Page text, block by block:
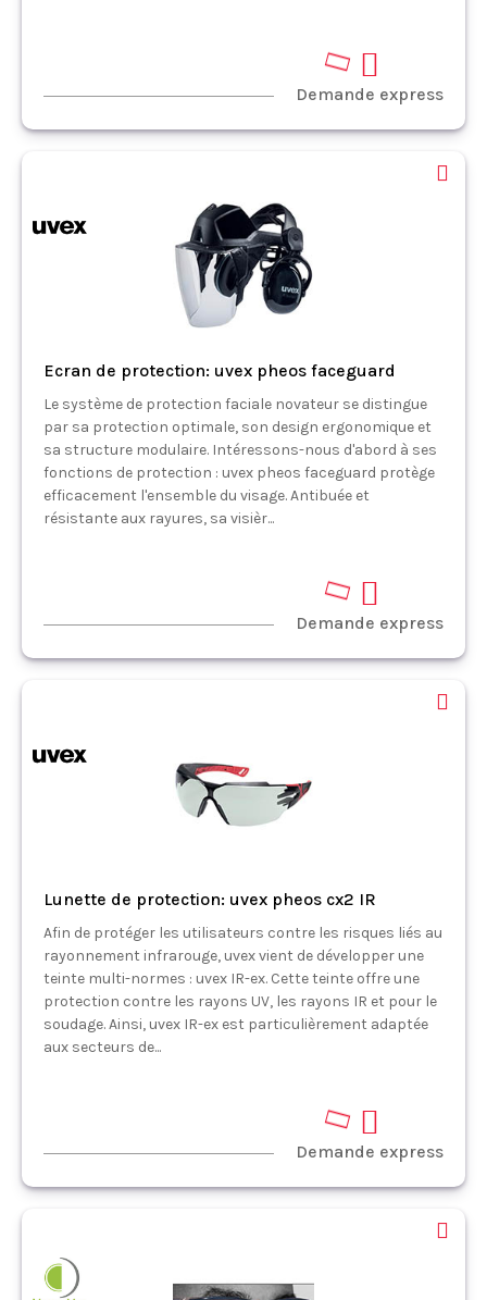
Demande express
Ecran de protection: uvex pheos faceguard
Le système de protection faciale novateur se distingue
par sa protection optimale, son design ergonomique et
sa structure modulaire. Intéressons-nous d'abord à ses
fonctions de protection : uvex pheos faceguard protège
efficacement l'ensemble du visage. Antibuée et
résistante aux rayures, sa visièr...
Demande express
Lunette de protection: uvex pheos cx2 IR
Afin de protéger les utilisateurs contre les risques liés au
rayonnement infrarouge, uvex vient de développer une
teinte multi-normes : uvex IR-ex. Cette teinte offre une
protection contre les rayons UV, les rayons IR et pour le
soudage. Ainsi, uvex IR-ex est particulièrement adaptée
aux secteurs de...
Demande express